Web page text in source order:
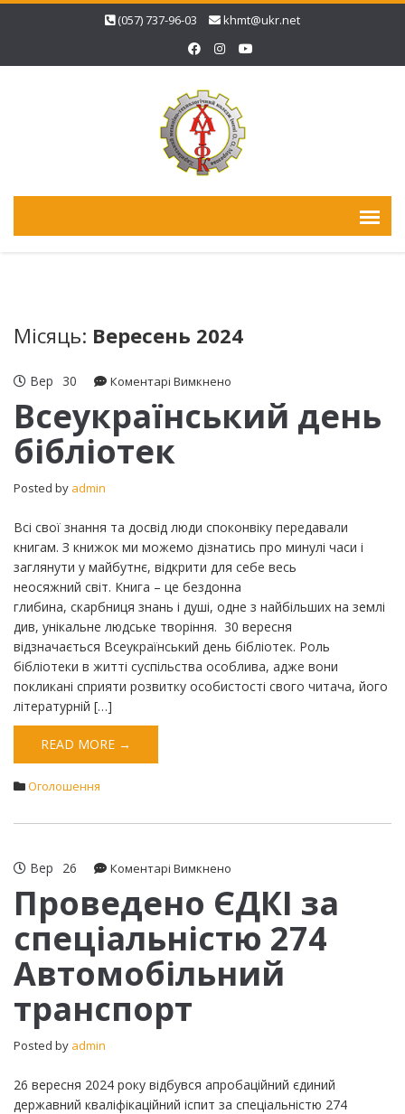
(057) 737-96-03 khmt@ukr.net
Місяць: Вересень 2024
Вер 30 Коментарі Вимкнено
Всеукраїнський
день
Всеукраїнський день
бібліотек
Posted by admin
Всі свої знання та досвід люди споконвіку передавали
книгам. З книжок ми можемо дізнатись про минулі часи і
заглянути у майбутнє, відкрити для себе весь
неосяжний світ. Книга – це бездонна
глибина, скарбниця знань і душі, одне з найбільших на землі
див, унікальне людське творіння. 30 вересня
відзначається Всеукраїнський день бібліотек. Роль
бібліотеки в житті суспільства особлива, адже вони
покликані сприяти розвитку особистості свого читача, його
літературній […]
READ MORE →
Оголошення
Вер 26 Коментарі Вимкнено
ЄДКІ
за
спеціальністю
Автомобільний
Проведено ЄДКІ за
спеціальністю 274
Автомобільний
транспорт
Posted by admin
26 вересня 2024 року відбувся апробаційний єдиний
державний кваліфікаційний іспит за спеціальністю 274